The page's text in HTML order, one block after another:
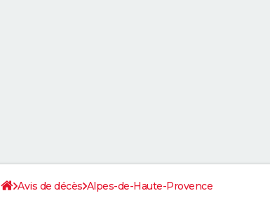
Avis de décès Alpes-de-Haute-Provence